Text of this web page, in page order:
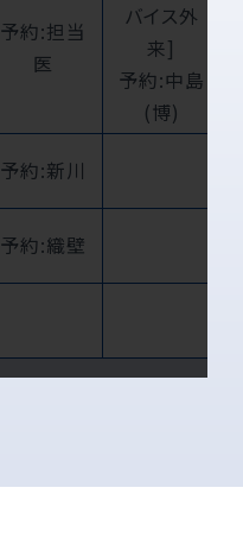
予約:担当
医
バイス外
来]
予約:中島
(博)
予約:新川
予約:織壁